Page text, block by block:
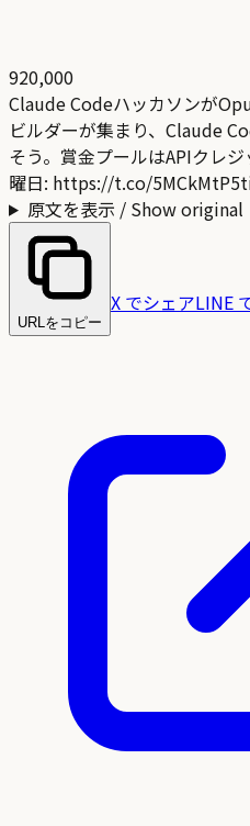
920,000
Claude Codeハッカソンが
ビルダーが集まり、Claude
そう。賞金プールはAPIクレ
曜日: https://t.co/
原文を表示 / Show original
URLをコピー
X でシェアLINE